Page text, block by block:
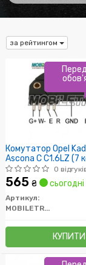
за рейтингом
Комутатор Opel
Ascona C C1.6LZ (7
0
565 ₴ сьогодні
Артикул:
MOBILETRON
КУПИТИ